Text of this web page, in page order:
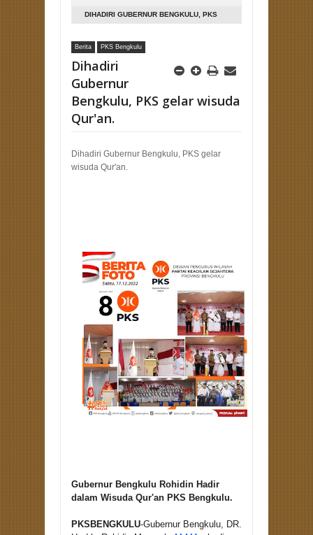
DIHADIRI GUBERNUR BENGKULU, PKS
Berita PKS Bengkulu
Dihadiri
Gubernur
Bengkulu, PKS gelar wisuda
Qur'an.
Dihadiri Gubernur Bengkulu, PKS gelar
wisuda Qur'an.
Gubernur Bengkulu Rohidin Hadir
dalam Wisuda Qur'an PKS Bengkulu.
PKSBENGKULU-Gubernur Bengkulu, DR.